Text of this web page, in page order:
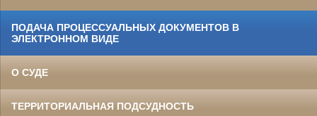
ПОДАЧА ПРОЦЕССУАЛЬНЫХ ДОКУМЕНТОВ В
ЭЛЕКТРОННОМ ВИДЕ
О СУДЕ
ТЕРРИТОРИАЛЬНАЯ ПОДСУДНОСТЬ